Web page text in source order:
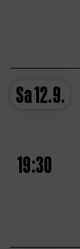
Sa12.9.
19:30